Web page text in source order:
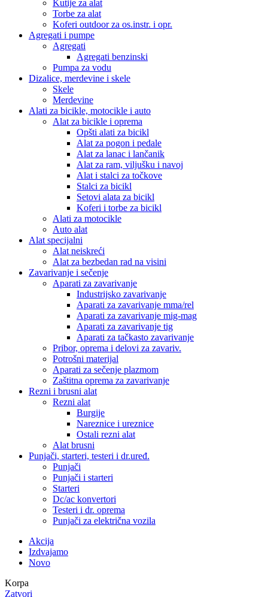
Kutije za alat
Torbe za alat
Koferi outdoor za os.instr. i opr.
Agregati i pumpe
Agregati
Agregati benzinski
Pumpa za vodu
Dizalice, merdevine i skele
Skele
Merdevine
Alati za bicikle, motocikle i auto
Alat za bicikle i oprema
Opšti alati za bicikl
Alat za pogon i pedale
Alat za lanac i lančanik
Alat za ram, viljušku i navoj
Alat i stalci za točkove
Stalci za bicikl
Setovi alata za bicikl
Koferi i torbe za bicikl
Alati za motocikle
Auto alat
Alat specijalni
Alat neiskreći
Alat za bezbedan rad na visini
Zavarivanje i sečenje
Aparati za zavarivanje
Industrijsko zavarivanje
Aparati za zavarivanje mma/rel
Aparati za zavarivanje mig-mag
Aparati za zavarivanje tig
Aparati za tačkasto zavarivanje
Pribor, oprema i delovi za zavariv.
Potrošni materijal
Aparati za sečenje plazmom
Zaštitna oprema za zavarivanje
Rezni i brusni alat
Rezni alat
Burgije
Nareznice i ureznice
Ostali rezni alat
Alat brusni
Punjači, starteri, testeri i dr.uređ.
Punjači
Punjači i starteri
Starteri
Dc/ac konvertori
Testeri i dr. oprema
Punjači za električna vozila
Akcija
Izdvajamo
Novo
Korpa
Zatvori